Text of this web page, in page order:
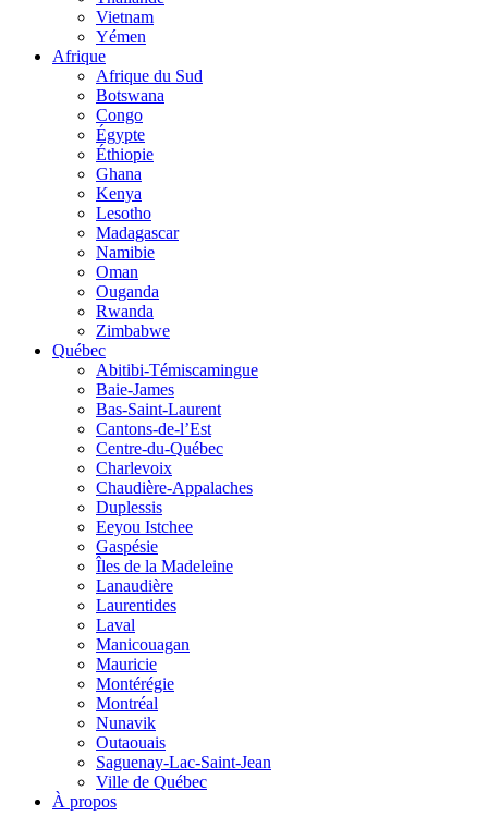
Vietnam
Yémen
Afrique
Afrique du Sud
Botswana
Congo
Égypte
Éthiopie
Ghana
Kenya
Lesotho
Madagascar
Namibie
Oman
Ouganda
Rwanda
Zimbabwe
Québec
Abitibi-Témiscamingue
Baie-James
Bas-Saint-Laurent
Cantons-de-l’Est
Centre-du-Québec
Charlevoix
Chaudière-Appalaches
Duplessis
Eeyou Istchee
Gaspésie
Îles de la Madeleine
Lanaudière
Laurentides
Laval
Manicouagan
Mauricie
Montérégie
Montréal
Nunavik
Outaouais
Saguenay-Lac-Saint-Jean
Ville de Québec
À propos